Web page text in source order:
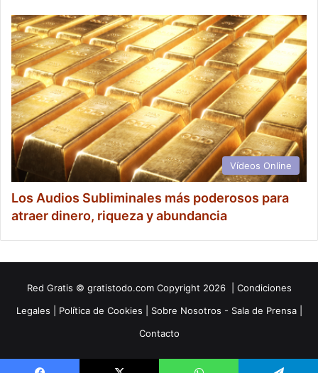
Vídeos Online
Los Audios Subliminales más poderosos para
atraer dinero, riqueza y abundancia
Red Gratis © gratistodo.com Copyright 2026 | Condiciones
Legales
Política de Cookies Sobre Nosotros - Sala de Prensa|
Contacto